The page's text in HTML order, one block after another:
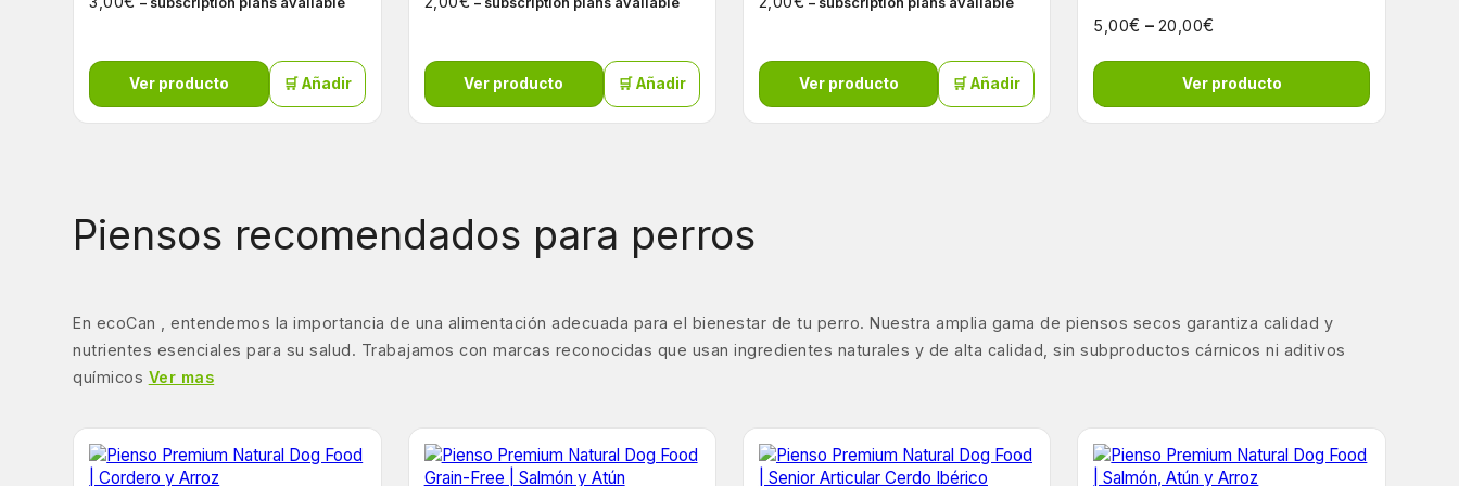
Ver producto 🛒 Añadir Ver producto 🛒 Añadir Ver producto 🛒 Añadir
5,00€ – 20,00€
Ver producto
Piensos recomendados para perros
En ecoCan , entendemos la importancia de una alimentación adecuada para el bienestar de tu perro. Nuestra amplia gama de piensos secos garantiza calidad y
nutrientes esenciales para su salud. Trabajamos con marcas reconocidas que usan ingredientes naturales y de alta calidad, sin subproductos cárnicos ni aditivos
químicos Ver mas